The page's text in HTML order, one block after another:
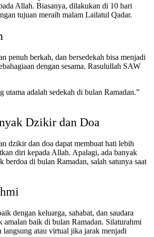
Allah. Biasanya, dilakukan di 10 hari
tujuan meraih malam Lailatul Qadar.
penuh berkah, dan bersedekah bisa menjadi
dengan sesama. Rasulullah SAW
utama adalah sedekah di bulan Ramadan.”
Dzikir dan Doa
dzikir dan doa dapat membuat hati lebih
diri kepada Allah. Apalagi, ada banyak
berdoa di bulan Ramadan, salah satunya saat
dengan keluarga, sahabat, dan saudara
amalan baik di bulan Ramadan. Silaturahmi
langsung atau virtual jika jarak menjadi